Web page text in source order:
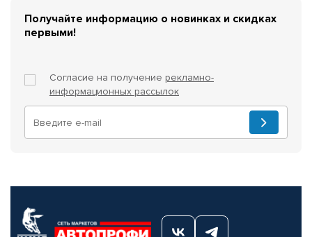
Получайте информацию о новинках и скидках
первыми!
Согласие на получение рекламно-
информационных рассылок